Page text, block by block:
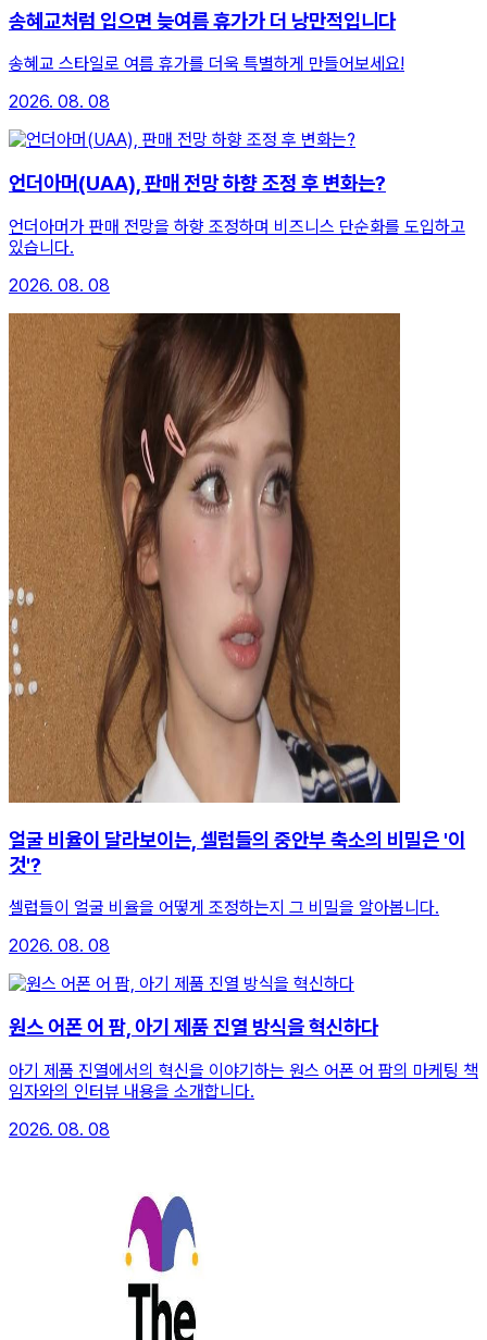
송혜교처럼 입으면 늦여름 휴가가 더 낭만적입니다
송혜교 스타일로 여름 휴가를 더욱 특별하게 만들어보세요!
2026. 08. 08
언더아머(UAA), 판매 전망 하향 조정 후 변화는?
언더아머가 판매 전망을 하향 조정하며 비즈니스 단순화를 도입하고
있습니다.
2026. 08. 08
얼굴 비율이 달라보이는, 셀럽들의 중안부 축소의 비밀은 '이
것'?
셀럽들이 얼굴 비율을 어떻게 조정하는지 그 비밀을 알아봅니다.
2026. 08. 08
원스 어폰 어 팜, 아기 제품 진열 방식을 혁신하다
아기 제품 진열에서의 혁신을 이야기하는 원스 어폰 어 팜의 마케팅 책
임자와의 인터뷰 내용을 소개합니다.
2026. 08. 08